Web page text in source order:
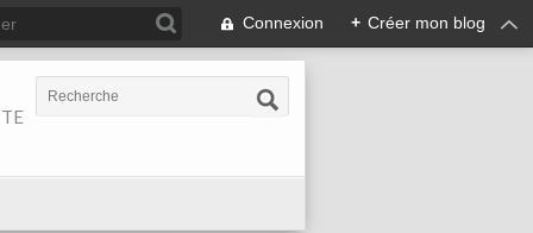
Connexion + Créer mon blog